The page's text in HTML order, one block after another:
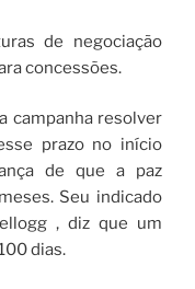
de negociação
concessões.
campanha resolver
prazo no início
de que a paz
Seu indicado
, diz que um
dias.